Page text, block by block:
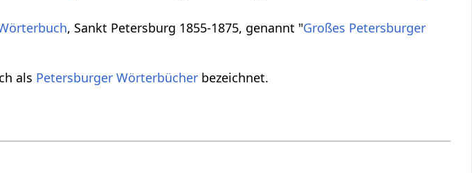
, Sankt Petersburg 1855-1875, genannt "Großes Petersburger
als Petersburger Wörterbücher bezeichnet.